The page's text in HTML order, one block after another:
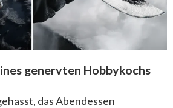
genervten Hobbykochs
das Abendessen